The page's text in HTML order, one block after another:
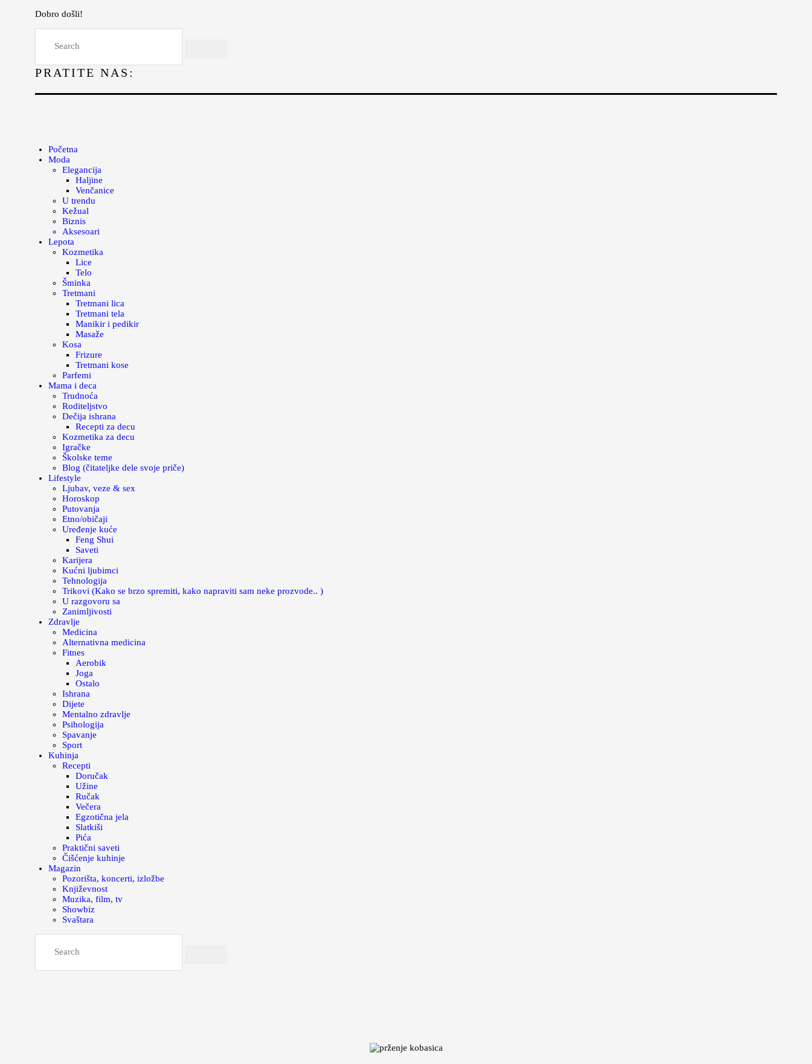
Dobro došli!
PRATITE NAS:
Početna
Moda
Elegancija
Haljine
Venčanice
U trendu
Kežual
Biznis
Aksesoari
Lepota
Kozmetika
Lice
Telo
Šminka
Tretmani
Tretmani lica
Tretmani tela
Manikir i pedikir
Masaže
Kosa
Frizure
Tretmani kose
Parfemi
Mama i deca
Trudnoća
Roditeljstvo
Dečija ishrana
Recepti za decu
Kozmetika za decu
Igračke
Školske teme
Blog (čitateljke dele svoje priče)
Lifestyle
Ljubav, veze & sex
Horoskop
Putovanja
Etno/običaji
Uređenje kuće
Feng Shui
Saveti
Karijera
Kućni ljubimci
Tehnologija
Trikovi (Kako se brzo spremiti, kako napraviti sam neke prozvode.. )
U razgovoru sa
Zanimljivosti
Zdravlje
Medicina
Alternativna medicina
Fitnes
Aerobik
Joga
Ostalo
Ishrana
Dijete
Mentalno zdravlje
Psihologija
Spavanje
Sport
Kuhinja
Recepti
Doručak
Užine
Ručak
Večera
Egzotična jela
Slatkiši
Pića
Praktični saveti
Čišćenje kuhinje
Magazin
Pozorišta, koncerti, izložbe
Književnost
Muzika, film, tv
Showbiz
Svaštara
Lepota
Kuhinja
Magazin